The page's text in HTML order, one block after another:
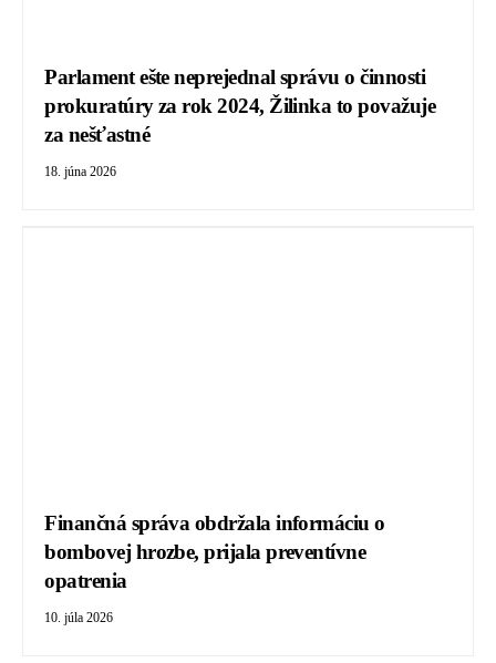
Parlament ešte neprejednal správu o činnosti
prokuratúry za rok 2024, Žilinka to považuje
za nešťastné
18. júna 2026
Finančná správa obdržala informáciu o
bombovej hrozbe, prijala preventívne
opatrenia
10. júla 2026